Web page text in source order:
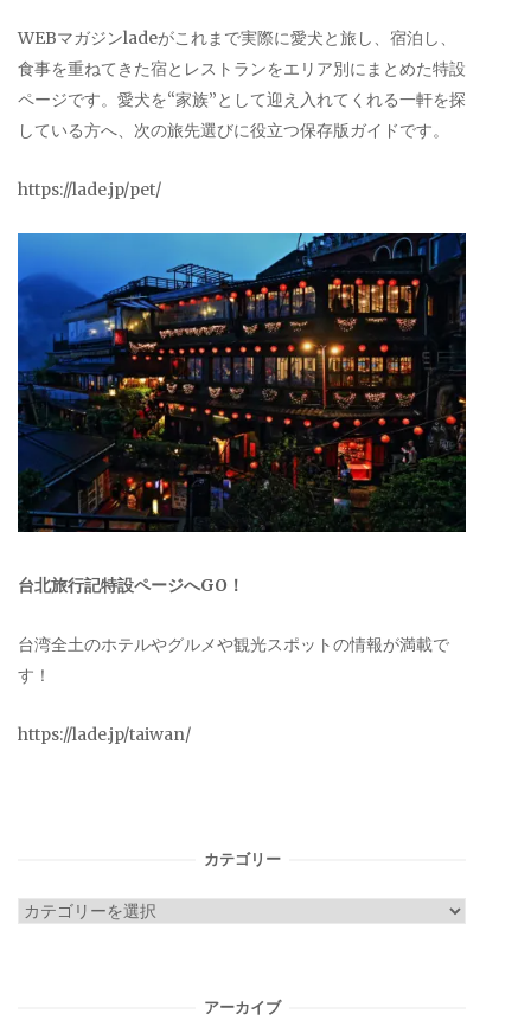
WEBマガジンladeがこれまで実際に愛犬と旅し、宿泊し、
食事を重ねてきた宿とレストランをエリア別にまとめた特設
ページです。愛犬を“家族”として迎え入れてくれる一軒を探
している方へ、次の旅先選びに役立つ保存版ガイドです。
https://lade.jp/pet/
台北旅行記特設ページへGO！
台湾全土のホテルやグルメや観光スポットの情報が満載で
す！
https://lade.jp/taiwan/
カテゴリー
カ
アーカイブ